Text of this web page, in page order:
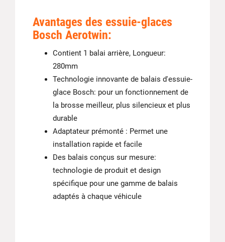
Avantages des essuie-glaces
Bosch Aerotwin:
Contient 1 balai arrière, Longueur:
280mm
Technologie innovante de balais d'essuie-
glace Bosch: pour un fonctionnement de
la brosse meilleur, plus silencieux et plus
durable
Adaptateur prémonté : Permet une
installation rapide et facile
Des balais conçus sur mesure:
technologie de produit et design
spécifique pour une gamme de balais
adaptés à chaque véhicule